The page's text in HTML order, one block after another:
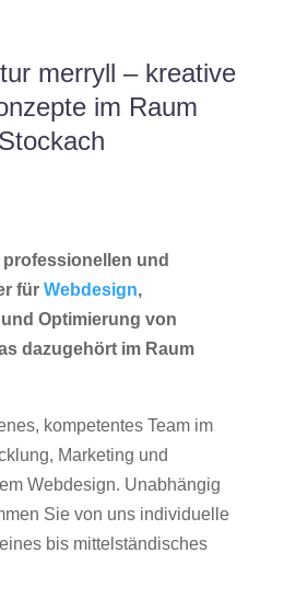
merryll – kreative
im Raum
Stockach
und
für Webdesign,
Optimierung von
dazugehört im Raum
kompetentes Team im
Marketing und
Webdesign. Unabhängig
Sie von uns individuelle
bis mittelständisches